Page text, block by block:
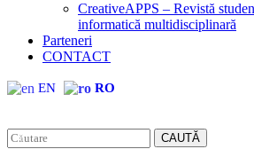
CreativeAPPS – Revistă
informatică multidisciplinară
Parteneri
CONTACT
EN RO
CAUTĂ